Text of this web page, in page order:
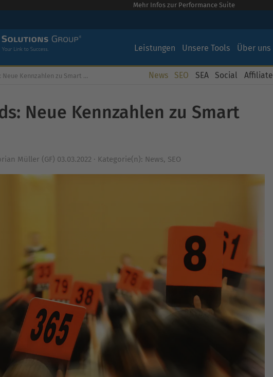
Mehr Infos zur Performance Suite
Leistungen Unsere Tools Über uns
Kennzahlen zu Smart Bidding News SEO SEA Social Affiliate
Neue Kennzahlen zu Smart
Müller (GF) 03.03.2022 · Kategorie(n): News, SEO